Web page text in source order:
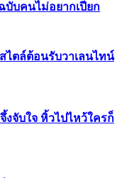
บับคนไม่อยากเปียก
ไตล์ต้อนรับวาเลนไทน์
งจับใจ หิ้วไปไหว้ใครก็